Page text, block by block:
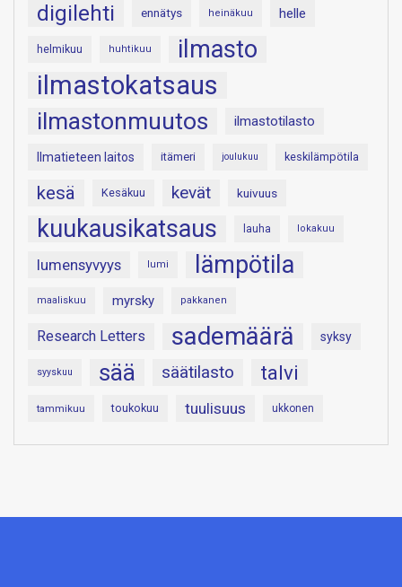
digilehti ennätys heinäkuu helle
helmikuu huhtikuu ilmasto
ilmastokatsaus
ilmastonmuutos ilmastotilasto
Ilmatieteen laitos itämeri joulukuu keskilämpötila
kesä Kesäkuu kevät kuivuus
kuukausikatsaus lauha lokakuu
lumensyvyys lumi lämpötila
maaliskuu myrsky pakkanen
Research Letters sademäärä syksy
syyskuu sää säätilasto talvi
tammikuu toukokuu tuulisuus ukkonen